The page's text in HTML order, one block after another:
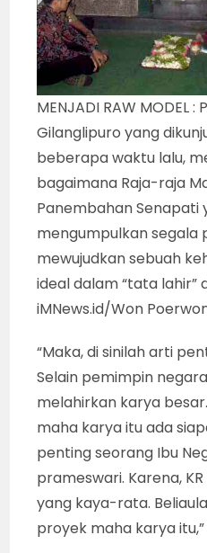
MENJADI RAW MODEL :
Gilanglipuro yang
beberapa waktu lalu,
bagaimana Raja-raja
Panembahan Senapati
mengumpulkan segala
mewujudkan sebuah
ideal dalam “tata lahir”
iMNews.id/Won
“Maka, di sinilah arti
Selain pemimpin
melahirkan karya
maha karya itu ada
penting seorang Ibu
prameswari. Karena,
yang kaya-rata.
proyek maha karya